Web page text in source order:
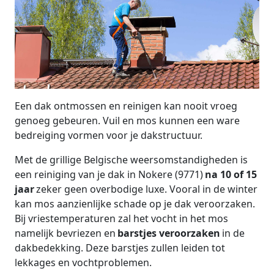
Een dak ontmossen en reinigen kan nooit vroeg
genoeg gebeuren. Vuil en mos kunnen een ware
bedreiging vormen voor je dakstructuur.
Met de grillige Belgische weersomstandigheden is
een reiniging van je dak in Nokere (9771)na 10 of 15
jaarzeker geen overbodige luxe. Vooral in de winter
kan mos aanzienlijke schade op je dak veroorzaken.
Bij vriestemperaturen zal het vocht in het mos
namelijk bevriezen en barstjes veroorzaken in de
dakbedekking. Deze barstjes zullen leiden tot
lekkages en vochtproblemen.